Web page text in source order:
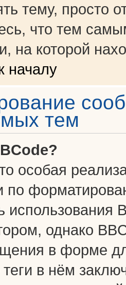
тему, просто
что тем
на которой
началу
тем
особая
по
использования
однако
в форме
в нём